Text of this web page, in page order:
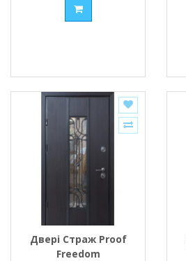
Двері Страж Proof
Freedom